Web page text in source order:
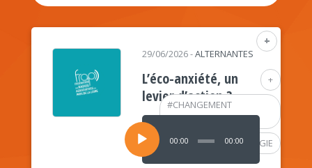
+
+
#CHANGEMENT
CLIMATIQUE
#PSYCHOLOGIE
29/06/2026-ALTERNANTES
L’éco-anxiété, un
levier d’action ?
Lecteur
audio
00:00 00:00